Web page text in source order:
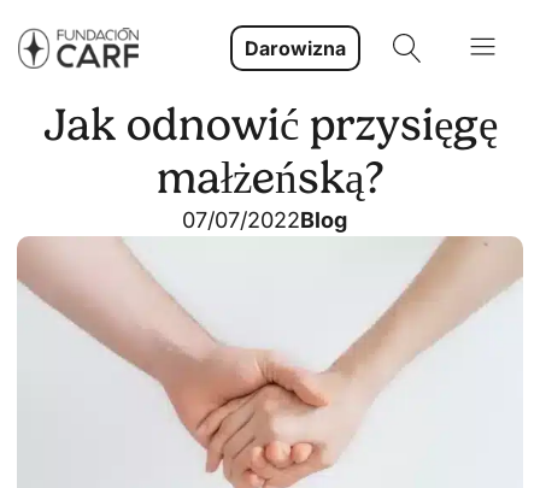
Darowizna
Jak odnowić przysięgę
małżeńską?
07/07/2022Blog